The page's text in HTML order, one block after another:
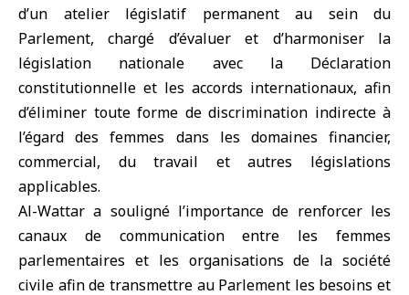
d’un atelier législatif permanent au sein du
Parlement, chargé d’évaluer et d’harmoniser la
législation nationale avec la Déclaration
constitutionnelle et les accords internationaux, afin
d’éliminer toute forme de discrimination indirecte à
l’égard des femmes dans les domaines financier,
commercial, du travail et autres législations
applicables.
Al-Wattar a souligné l’importance de renforcer les
canaux de communication entre les femmes
parlementaires et les organisations de la société
civile afin de transmettre au Parlement les besoins et